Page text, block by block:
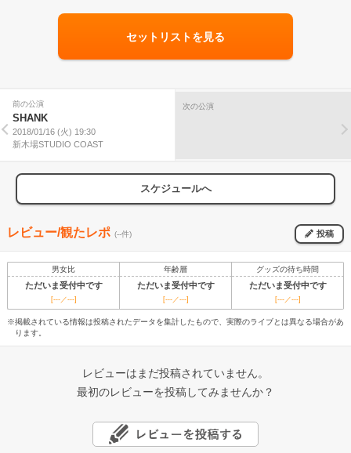
セットリストを見る
前の公演
SHANK
2018/01/16 (火) 19:30
新木場STUDIO COAST
次の公演
スケジュールへ
レビュー/観たレポ (--件) 投稿
男女比 年齢層 グッズの待ち時間
ただいま受付中です ただいま受付中です ただいま受付中です
[---／---] [---／---] [---／---]
※掲載されている情報は投稿されたデータを集計したもので、実際のライブとは異なる場合があ
ります。
レビューはまだ投稿されていません。
最初のレビューを投稿してみませんか？